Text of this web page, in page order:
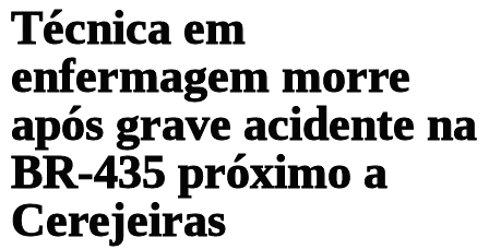
Técnica em
enfermagem morre
após grave acidente na
BR-435 próximo a
Cerejeiras